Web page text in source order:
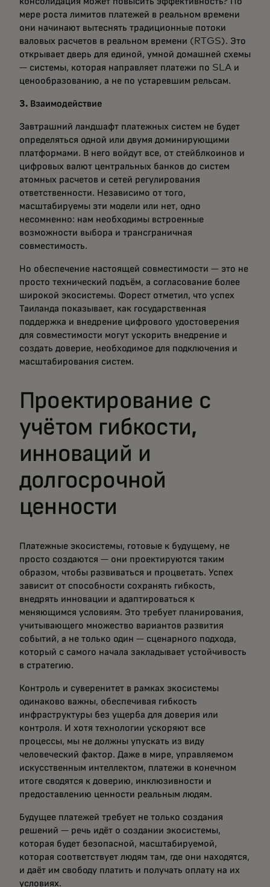
мере роста лимитов платежей в реальном времени
они начинают вытеснять традиционные потоки
валовых расчетов в реальном времени (RTGS). Это
открывает дверь для единой, умной домашней схемы
— системы, которая направляет платежи по SLA и
ценообразованию, а не по устаревшим рельсам.
3. Взаимодействие
Завтрашний ландшафт платежных систем не будет
определяться одной или двумя доминирующими
платформами. В него войдут все, от стейблкоинов и
цифровых валют центральных банков до систем
атомных расчетов и сетей регулирования
ответственности. Независимо от того,
масштабируемы эти модели или нет, одно
несомненно: нам необходимы встроенные
возможности выбора и трансграничная
совместимость.
Но обеспечение настоящей совместимости — это не
просто технический подъём, а согласование более
широкой экосистемы. Форест отметил, что успех
Таиланда показывает, как государственная
поддержка и внедрение цифрового удостоверения
для совместимости могут ускорить внедрение и
создать доверие, необходимое для подключения и
масштабирования систем.
Проектирование с
учётом гибкости,
инноваций и
долгосрочной
ценности
Платежные экосистемы, готовые к будущему, не
просто создаются — они проектируются таким
образом, чтобы развиваться и процветать. Успех
зависит от способности сохранять гибкость,
внедрять инновации и адаптироваться к
меняющимся условиям. Это требует планирования,
учитывающего множество вариантов развития
событий, а не только один — сценарного подхода,
который с самого начала закладывает устойчивость
в стратегию.
Контроль и суверенитет в рамках экосистемы
одинаково важны, обеспечивая гибкость
инфраструктуры без ущерба для доверия или
контроля. И хотя технологии ускоряют все
процессы, мы не должны упускать из виду
человеческий фактор. Даже в мире, управляемом
искусственным интеллектом, платежи в конечном
итоге сводятся к доверию, инклюзивности и
предоставлению ценности реальным людям.
Будущее платежей требует не только создания
решений — речь идёт о создании экосистемы,
которая будет безопасной, масштабируемой,
которая соответствует людям там, где они находятся,
и даёт им свободу платить и получать оплату на их
условиях.